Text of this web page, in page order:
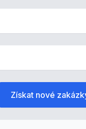
Získat nové